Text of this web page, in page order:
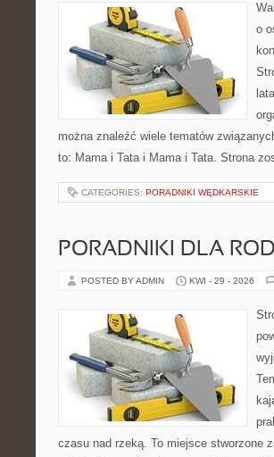
o
można znaleźć wiele tematów
to: Mama i Tata i Mama i Tata. Strona
CATEGORIES: PORADNIKI WĘDKARSKIE
PORADNIKI DLA
POSTED BY ADMIN KWI - 29 - 2026
czasu nad rzeką. To miejsce stworzone